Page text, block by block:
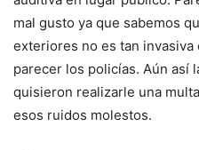
mal gusto ya que sabemos
exteriores no es tan
parecer los policías. Aún así
quisieron realizarle una
esos ruidos molestos.